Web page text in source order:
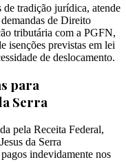
tradição jurídica, atende
de Direito
tributária com a PGFN,
isenções previstas em lei
de deslocamento.
para
Serra
pela Receita Federal,
da Serra
indevidamente nos